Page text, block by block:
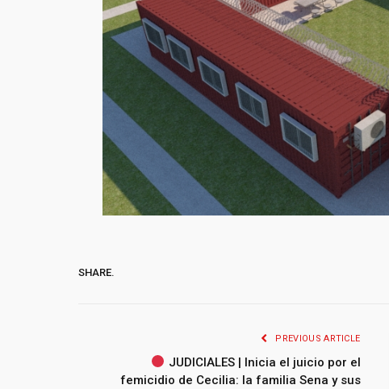
SHARE.
PREVIOUS ARTICLE
JUDICIALES | Inicia el juicio por el
femicidio de Cecilia: la familia Sena y sus